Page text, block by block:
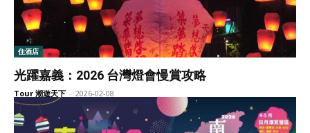
住酒店
光躍嘉義：2026 台灣燈會慢賞攻略
Tour 潮遊天下 - 2026-02-08